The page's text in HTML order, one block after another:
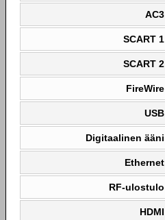
AC3
SCART 1
SCART 2
FireWire
USB
Digitaalinen ääni
Ethernet
RF-ulostulo
HDMI